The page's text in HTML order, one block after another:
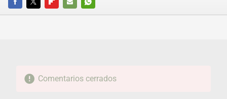
FACEBOOKTWITTERFLIPBOARD
E-
WHATSAPP
Comentarios cerrados